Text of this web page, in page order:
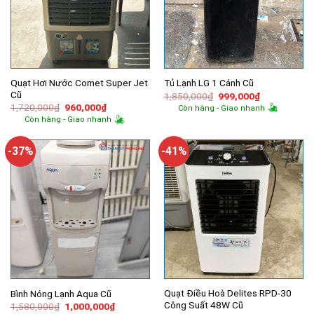
Quạt Hơi Nước Comet Super Jet
Cũ
1,720,000₫ Giá
gốc
là:
960,000₫Giá
hiện
tại
960,000₫.
Còn hàng - Giao nhanh
Tủ Lạnh LG 1 Cánh Cũ
1,850,000₫ Giá
gốc
là:
999,000₫Giá
hiện
tại
Còn hàng - Giao nhanh
-37%
Bình Nóng Lạnh Aqua Cũ
1,580,000₫ Giá
1,000,000₫Giá
-41%
Quạt Điều Hoà Delites RPD-30
Công Suất 48W Cũ